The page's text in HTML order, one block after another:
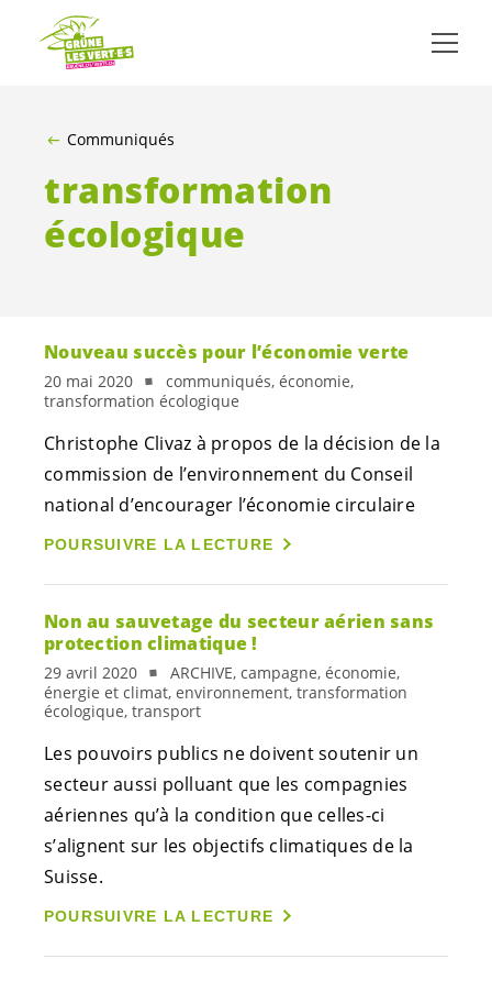
ALLER AU CONTENU PRINCIPAL
Communiqués
transformation
écologique
Nouveau succès pour l’économie verte
20 mai 2020
communiqués, économie,
transformation écologique
Christophe Clivaz à propos de la décision de la
commission de l’environnement du Conseil
national d’encourager l’économie circulaire
POURSUIVRE LA LECTURE
Non au sauvetage du secteur aérien sans
protection climatique !
29 avril 2020
ARCHIVE, campagne, économie,
énergie et climat, environnement, transformation
écologique, transport
Les pouvoirs publics ne doivent soutenir un
secteur aussi polluant que les compagnies
aériennes qu’à la condition que celles-ci
s’alignent sur les objectifs climatiques de la
Suisse.
POURSUIVRE LA LECTURE